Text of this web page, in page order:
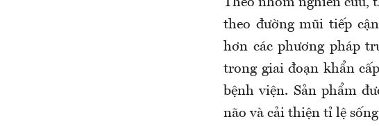
theo đường mũi tiếp
hơn các phương pháp
trong giai đoạn khẩn
bệnh viện. Sản phẩm
não và cải thiện tỉ lệ